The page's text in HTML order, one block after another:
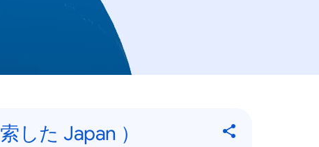
した Japan ）